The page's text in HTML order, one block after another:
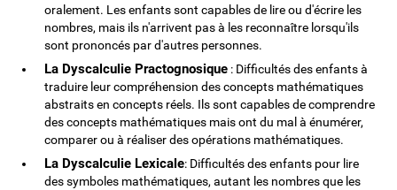
oralement. Les enfants sont capables de lire ou d'écrire les
nombres, mais ils n'arrivent pas à les reconnaître lorsqu'ils
sont prononcés par d'autres personnes.
La Dyscalculie Practognosique : Difficultés des enfants à
traduire leur compréhension des concepts mathématiques
abstraits en concepts réels. Ils sont capables de comprendre
des concepts mathématiques mais ont du mal à énumérer,
comparer ou à réaliser des opérations mathématiques.
La Dyscalculie Lexicale: Difficultés des enfants pour lire
des symboles mathématiques, autant les nombres que les